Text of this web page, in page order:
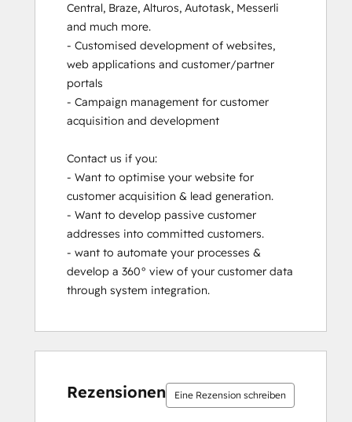
Central, Braze, Alturos, Autotask, Messerli
and much more.
- Customised development of websites,
web applications and customer/partner
portals
- Campaign management for customer
acquisition and development
Contact us if you:
- Want to optimise your website for
customer acquisition & lead generation.
- Want to develop passive customer
addresses into committed customers.
- want to automate your processes &
develop a 360° view of your customer data
through system integration.
Rezensionen Eine Rezension schreiben